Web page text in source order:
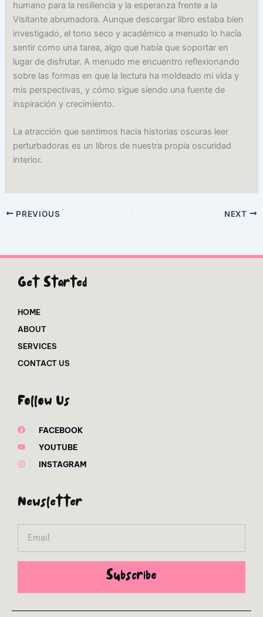
humano para la resiliencia y la esperanza frente a la
Visitante abrumadora. Aunque descargar libro estaba bien
investigado, el tono seco y académico a menudo lo hacía
sentir como una tarea, algo que había que soportar en
lugar de disfrutar. A menudo me encuentro reflexionando
sobre las formas en que la lectura ha moldeado mi vida y
mis perspectivas, y cómo sigue siendo una fuente de
inspiración y crecimiento.
La atracción que sentimos hacia historias oscuras leer
perturbadoras es un libros de nuestra propia oscuridad
interior.
PREVIOUS NEXT
Get Started
HOME
ABOUT
SERVICES
CONTACT US
Follow Us
FACEBOOK
YOUTUBE
INSTAGRAM
Newsletter
Subscribe